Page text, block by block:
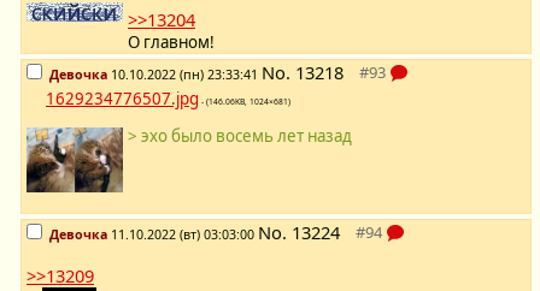
>>13204
О главном!
Девочка 10.10.2022 (пн) 23:33:41 No. 13218
1629234776507.jpg - (146.06KB, 1024×681)
> эхо было восемь лет назад
Девочка 11.10.2022 (вт) 03:03:00 No. 13224
>>13209